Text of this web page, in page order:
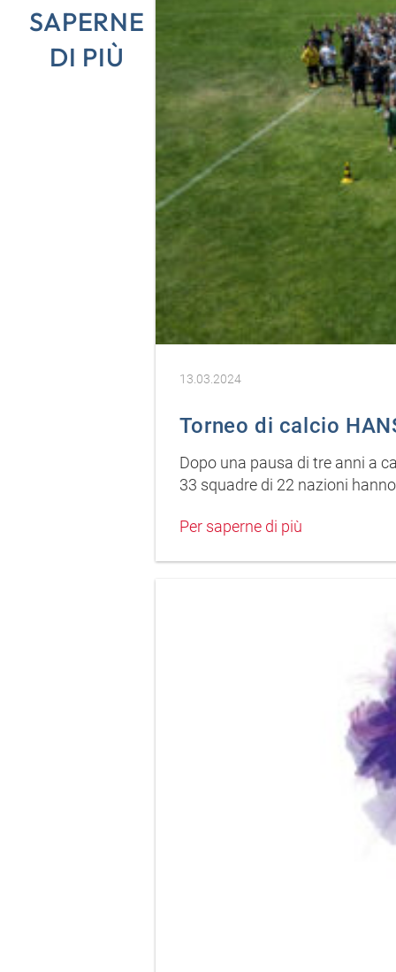
SAPERNE
DI PIÙ
13.03.2024
Torneo di calcio
Dopo una pausa di tre anni a
33 squadre di 22 nazioni
Per saperne di più